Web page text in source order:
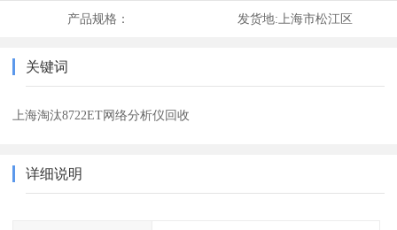
产品规格： 发货地:上海市松江区
关键词
上海淘汰8722ET网络分析仪回收
详细说明